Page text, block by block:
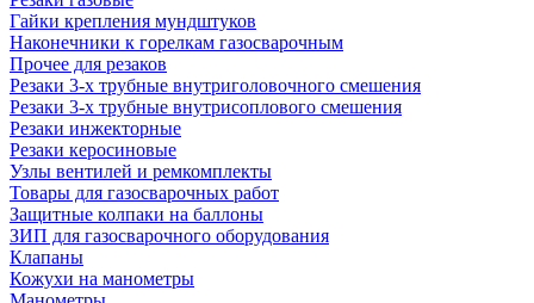
Гайки крепления мундштуков
Наконечники к горелкам газосварочным
Прочее для резаков
Резаки 3-х трубные внутриголовочного смешения
Резаки 3-х трубные внутрисоплового смешения
Резаки инжекторные
Резаки керосиновые
Узлы вентилей и ремкомплекты
Товары для газосварочных работ
Защитные колпаки на баллоны
ЗИП для газосварочного оборудования
Клапаны
Кожухи на манометры